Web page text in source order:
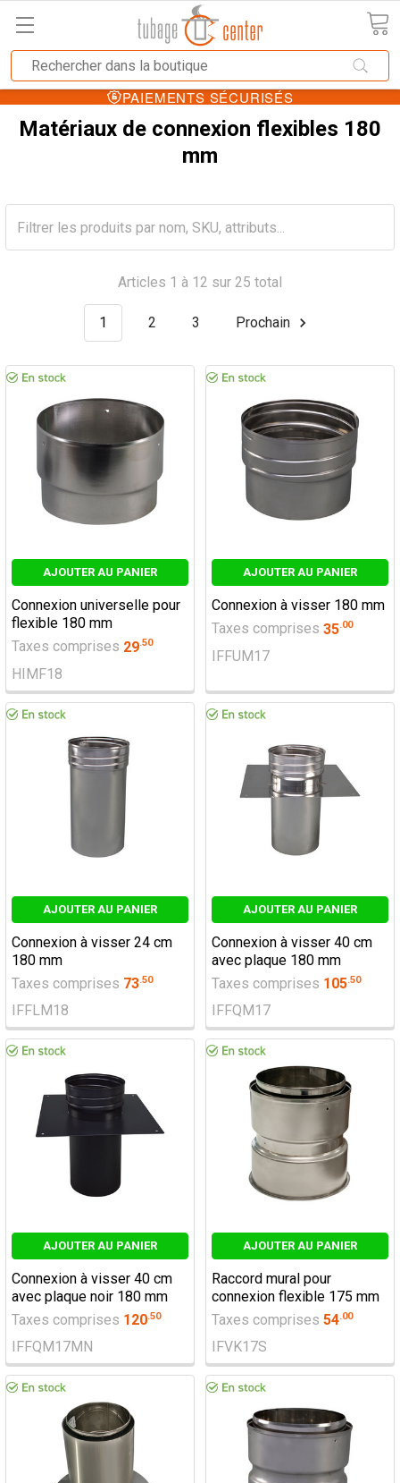
PAIEMENTS SÉCURISÉS
Matériaux de connexion flexibles 180
mm
Articles 1 à 12 sur 25 total
1 2 3 Prochain
AJOUTER AU PANIER
Connexion universelle pour
flexible 180 mm
Taxes comprises 29.50
HIMF18
AJOUTER AU PANIER
Connexion à visser 180 mm
Taxes comprises 35.00
IFFUM17
AJOUTER AU PANIER
Connexion à visser 24 cm
180 mm
Taxes comprises 73.50
IFFLM18
AJOUTER AU PANIER
Connexion à visser 40 cm
avec plaque 180 mm
Taxes comprises 105.50
IFFQM17
AJOUTER AU PANIER
Connexion à visser 40 cm
avec plaque noir 180 mm
Taxes comprises 120.50
IFFQM17MN
AJOUTER AU PANIER
Raccord mural pour
connexion flexible 175 mm
Taxes comprises 54.00
IFVK17S